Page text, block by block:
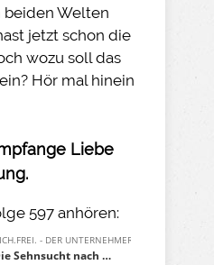
beiden Welten
jetzt schon die
wozu soll das
Hör mal hinein
Liebe
597 anhören: